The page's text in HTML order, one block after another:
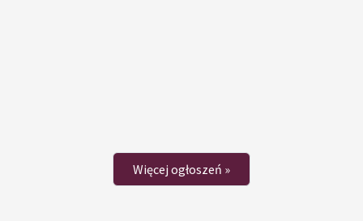
Więcej ogłoszeń »